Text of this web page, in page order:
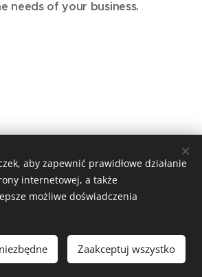
needs of your business.
de Maspalomas. Avda. de Tejeda,
de Maspalomas 928 76 42 41
Języki
English Polski Deutsch Français
aby zapewnić prawidłowe działanie
internetowej, a także
możliwe doświadczenia
Zaakceptuj wszystko